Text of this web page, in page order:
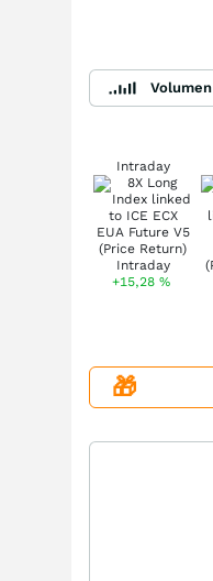
Volumen
Intraday
+15,28 %
🎁